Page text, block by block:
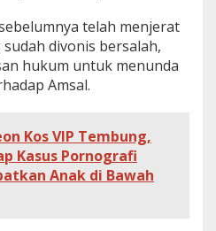
telah menjerat
divonis bersalah,
hukum untuk menunda
Amsal.
Kos VIP Tembung,
Kasus Pornografi
Anak di Bawah